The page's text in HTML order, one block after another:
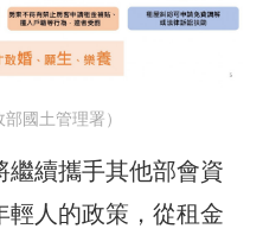
部國土管理署）
繼續攜手其他部會資
輕人的政策，從租金